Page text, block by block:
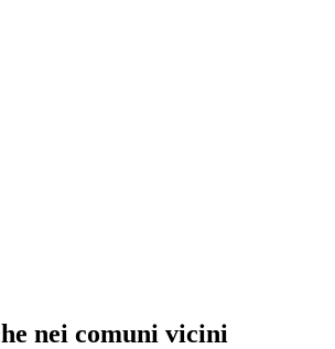
nei comuni vicini